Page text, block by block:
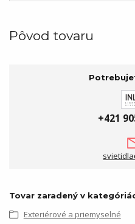
Pôvod tovaru
+421
Tovar zaradený v
Exteriérové a priemyselné